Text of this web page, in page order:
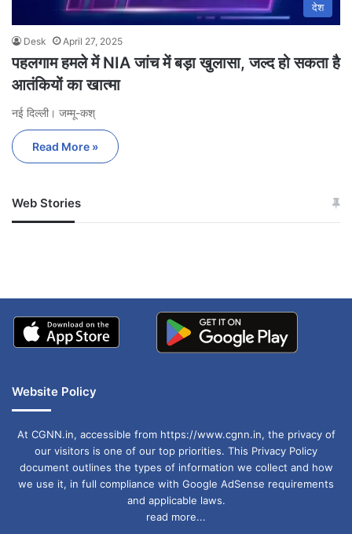
देश
Desk April 27, 2025
पहलगाम हमले में NIA जांच में बड़ा खुलासा, जल्द हो सकता है
आतंकियों का खात्मा
नई दिल्ली। जम्मू-कश्
Read More »
Web Stories
जम्मू-कश्मीर में बारिश से
अपडेट
खाई में धक्का… आरोपियों ने
Website Policy
At CGNN.in, accessible from https://www.cgnn.in, the privacy of
our visitors is one of our top priorities. This Privacy Policy
document outlines the types of information we collect and how
we use it, in full compliance with Google AdSense requirements
and applicable laws.
read more...